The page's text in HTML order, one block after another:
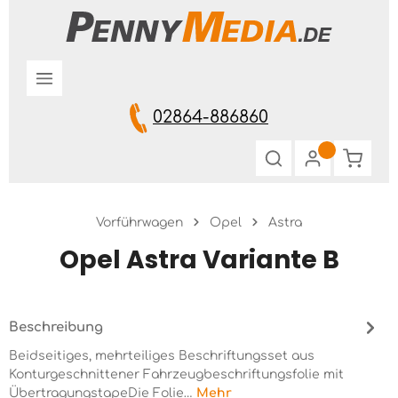
Zum Hauptinhalt springen
02864-886860
Vorführwagen Opel Astra
Opel Astra Variante B
Beschreibung
Beidseitiges, mehrteiliges Beschriftungsset aus
Konturgeschnittener Fahrzeugbeschriftungsfolie mit
ÜbertragungstapeDie Folie… Mehr